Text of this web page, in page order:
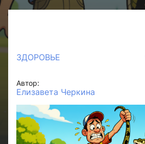
ЗДОРОВЬЕ
Автор:
Елизавета Черкина